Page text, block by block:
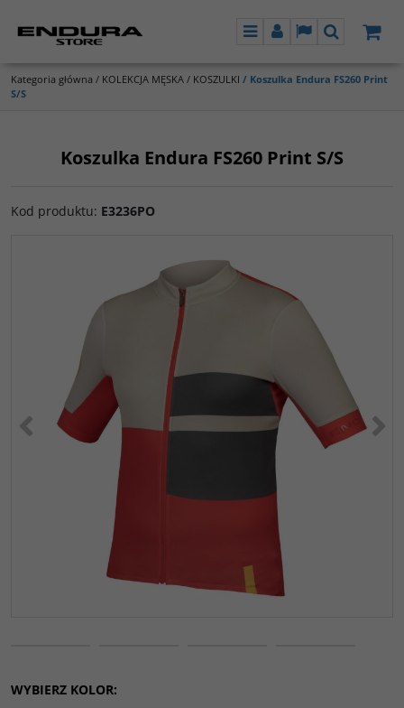
MenuPanel LangSzukaj
Kategoria główna / KOLEKCJA MĘSKA / KOSZULKI / Koszulka Endura FS260 Print
S/S
Koszulka Endura FS260 Print S/S
Kod produktu: E3236PO
<
WYBIERZ KOLOR: